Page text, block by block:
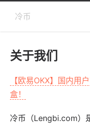
冷币
关于我们
【欧易OKX】国内用
盒！
冷币 （Lengbi.com）